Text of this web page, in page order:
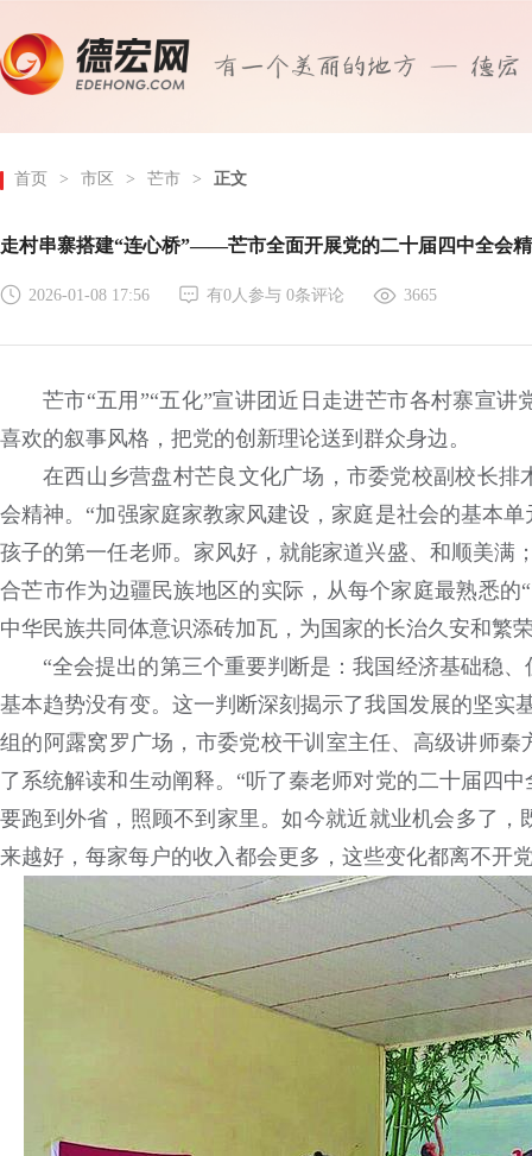
首页 > 市区 > 芒市 > 正文
走村串寨搭建“连心桥”——芒市全面开展党的二十届四中全会
2026-01-08 17:56 有0人参与 0条评论 3665
芒市“五用”“五化”宣讲团近日走进芒市各村寨宣
喜欢的叙事风格，把党的创新理论送到群众身边。
在西山乡营盘村芒良文化广场，市委党校副校长
会精神。“加强家庭家教家风建设，家庭是社会的基本
孩子的第一任老师。家风好，就能家道兴盛、和顺美满
合芒市作为边疆民族地区的实际，从每个家庭最熟悉
中华民族共同体意识添砖加瓦，为国家的长治久安和繁
“全会提出的第三个重要判断是：我国经济基础稳
基本趋势没有变。这一判断深刻揭示了我国发展的坚实
组的阿露窝罗广场，市委党校干训室主任、高级讲师
了系统解读和生动阐释。“听了秦老师对党的二十届四
要跑到外省，照顾不到家里。如今就近就业机会多了
来越好，每家每户的收入都会更多，这些变化都离不开